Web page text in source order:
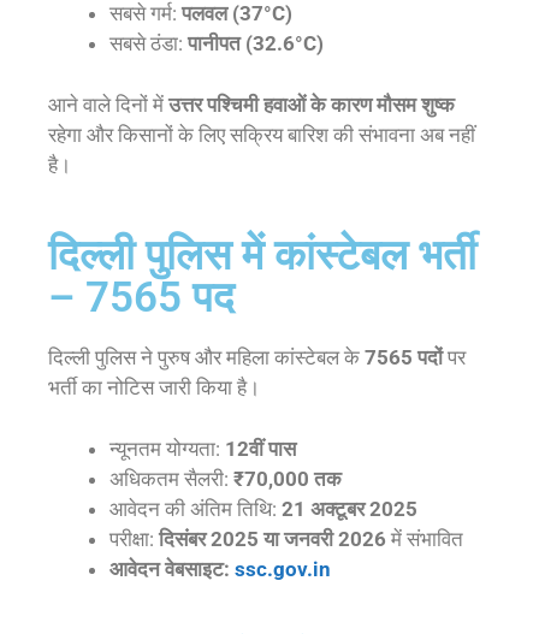
सबसे गर्म: पलवल (37°C)
सबसे ठंडा: पानीपत (32.6°C)
आने वाले दिनों में उत्तर पश्चिमी हवाओं के कारण मौसम शुष्क
रहेगा और किसानों के लिए सक्रिय बारिश की संभावना अब नहीं
है।
दिल्ली पुलिस में कांस्टेबल भर्ती
– 7565 पद
दिल्ली पुलिस ने पुरुष और महिला कांस्टेबल के 7565 पदोंपर
भर्ती का नोटिस जारी किया है।
न्यूनतम योग्यता: 12वीं पास
अधिकतम सैलरी: ₹70,000 तक
आवेदन की अंतिम तिथि: 21 अक्टूबर 2025
परीक्षा: दिसंबर 2025 या जनवरी 2026 में संभावित
आवेदन वेबसाइट: ssc.gov.in